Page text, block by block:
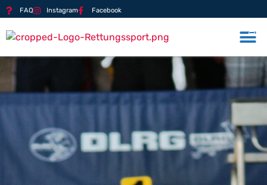
FAQ Instagram Facebook